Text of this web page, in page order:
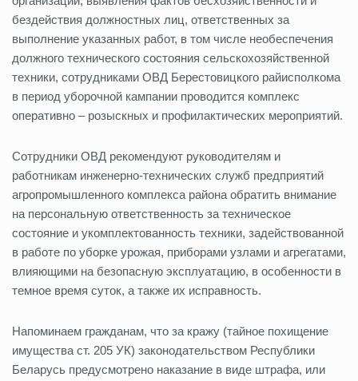
бездействия должностных лиц, ответственных за
выполнение указанных работ, в том числе необеспечения
должного технического состояния сельскохозяйственной
техники, сотрудниками ОВД Берестовицкого райисполкома
в период уборочной кампании проводится комплекс
оперативно – розыскных и профилактических мероприятий.
Сотрудники ОВД рекомендуют руководителям и
работникам инженерно-технических служб предприятий
агропромышленного комплекса района обратить внимание
на персональную ответственность за техническое
состояние и укомплектованность техники, задействованной
в работе по уборке урожая, приборами узлами и агрегатами,
влияющими на безопасную эксплуатацию, в особенности в
темное время суток, а также их исправность.
Напоминаем гражданам, что за кражу (тайное похищение
имущества ст. 205 УК) законодательством Республики
Беларусь предусмотрено наказание в виде штрафа, или